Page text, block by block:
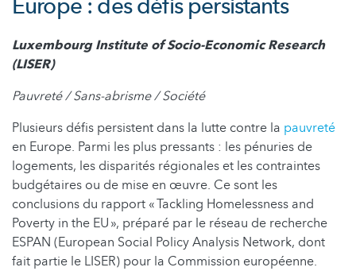
Europe : des défis persistants
Luxembourg Institute of Socio-Economic Research
(LISER)
Pauvreté / Sans-abrisme / Société
Plusieurs défis persistent dans la lutte contre la pauvreté
en Europe. Parmi les plus pressants : les pénuries de
logements, les disparités régionales et les contraintes
budgétaires ou de mise en œuvre. Ce sont les
conclusions du rapport « Tackling Homelessness and
Poverty in the EU », préparé par le réseau de recherche
ESPAN (European Social Policy Analysis Network, dont
fait partie le LISER) pour la Commission européenne.